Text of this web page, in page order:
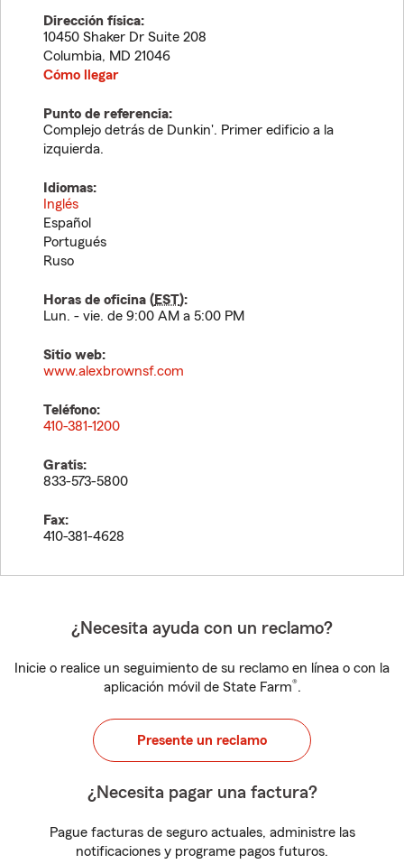
Dirección física:
10450 Shaker Dr Suite 208
Columbia, MD 21046
Cómo llegar
Punto de referencia:
Complejo detrás de Dunkin'. Primer edificio a la
izquierda.
Idiomas:
Inglés
Español
Portugués
Ruso
Horas de oficina (EST):
Lun. - vie. de 9:00 AM a 5:00 PM
Sitio web:
www.alexbrownsf.com
Teléfono:
410-381-1200
Gratis:
833-573-5800
Fax:
410-381-4628
¿Necesita ayuda con un reclamo?
Inicie o realice un seguimiento de su reclamo en línea o con la
aplicación móvil de State Farm®.
Presente un reclamo
¿Necesita pagar una factura?
Pague facturas de seguro actuales, administre las
notificaciones y programe pagos futuros.